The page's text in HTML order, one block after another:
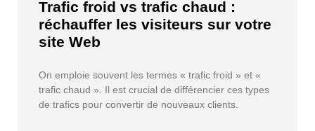
Trafic froid vs trafic chaud :
réchauffer les visiteurs sur votre
site Web
On emploie souvent les termes « trafic froid » et «
trafic chaud ». Il est crucial de différencier ces types
de trafics pour convertir de nouveaux clients.